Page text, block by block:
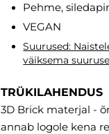
Pehme,
VEGAN
Suurused:
väiksema
TRÜKILAHENDUS
3D Brick materjal -
annab logole kena